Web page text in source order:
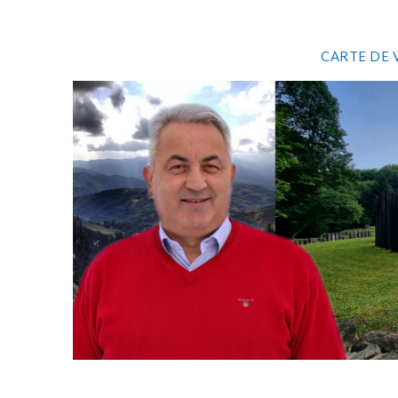
CARTE DE